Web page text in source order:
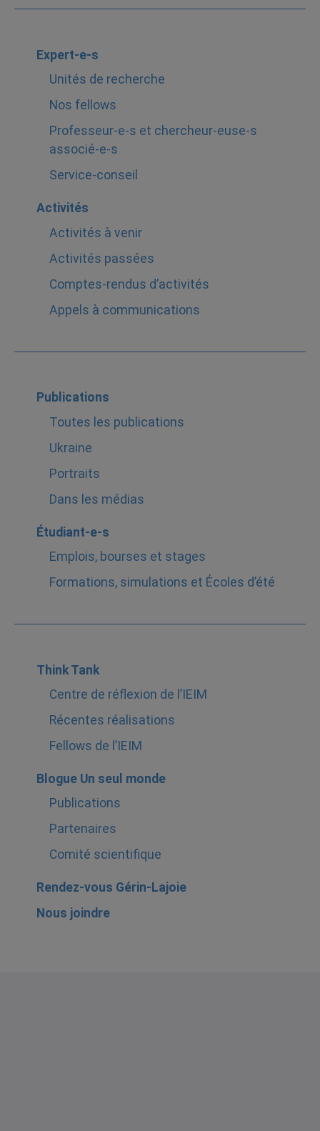
Expert-e-s
Unités de recherche
Nos fellows
Professeur-e-s et chercheur-euse-s
associé-e-s
Service-conseil
Activités
Activités à venir
Activités passées
Comptes-rendus d’activités
Appels à communications
Publications
Toutes les publications
Ukraine
Portraits
Dans les médias
Étudiant-e-s
Emplois, bourses et stages
Formations, simulations et Écoles d’été
Think Tank
Centre de réflexion de l’IEIM
Récentes réalisations
Fellows de l’IEIM
Blogue Un seul monde
Publications
Partenaires
Comité scientifique
Rendez-vous Gérin-Lajoie
Nous joindre